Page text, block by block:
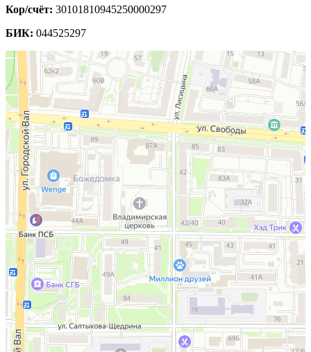
Кор/счёт: 30101810945250000297
БИК: 044525297
Ярославль
Рыбинская улица, 11 — Яндекс.Карты